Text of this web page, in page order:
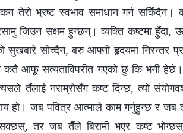
तेरो भ्रष्ट स्वभाव समाधान गर्न सकिँदैन।
जिउन सक्षम हुन्छन्। व्यक्ति कष्टमा हुँदा, ऊ
सोच्दैन, बरु आफ्नो हृदयमा निरन्तर
आफू सत्यताविपरीत गएको छु कि भनी
तँलाई नराम्रोसँग कष्ट दिन्छ, त्यो
हो। जब पवित्र आत्माले काम गर्नुहुन्छ र जब
तर जब तैँले बिरामी भएर कष्ट